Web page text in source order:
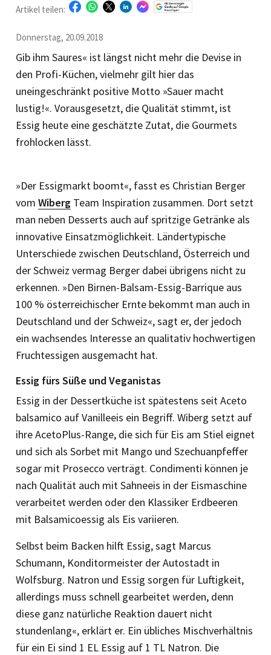
Donnerstag, 20.09.2018
Artikel teilen:
Gib ihm Saures« ist längst nicht mehr die Devise in
den Profi-­Küchen, vielmehr gilt hier das
uneingeschränkt positive Motto »Sauer macht
lustig!«. Vorausgesetzt, die Qualität stimmt, ist
Essig heute eine geschätzte Zutat, die Gourmets
frohlocken lässt.
»Der Essigmarkt boomt«, fasst es Christian Berger
vom Wiberg Team Inspiration zusammen. Dort setzt
man neben Desserts auch auf spritzige Getränke als
innovative Einsatzmöglichkeit. Ländertypische
Unterschiede zwischen Deutschland, Österreich und
der Schweiz vermag Berger dabei übrigens nicht zu
erkennen. »Den Birnen-Balsam-Essig-Barrique aus
100 % österreichischer Ernte bekommt man auch in
Deutschland und der Schweiz«, sagt er, der jedoch
ein wachsendes Inte­resse an qualitativ hochwertigen
Fruchtessigen ausgemacht hat.
Essig fürs Süße und Veganistas
Essig in der Dessertküche ist spätestens seit Aceto
balsamico auf Vanilleeis ein Begriff. Wiberg setzt auf
ihre AcetoPlus-­Range, die sich für Eis am Stiel eignet
und sich als Sorbet mit Mango und Szechuanpfeffer
sogar mit Prosecco verträgt. Condimenti können je
nach Qualität auch mit Sahneeis in der Eismaschine
verarbeitet werden oder den Klassiker Erdbeeren
mit Balsamicoessig als Eis variieren.
Selbst beim Backen hilft Essig, sagt Marcus
Schumann, Konditormeister der ­Autostadt in
Wolfsburg. Natron und Essig sorgen für Luftigkeit,
allerdings muss schnell gearbeitet werden, denn
diese ganz natürliche Reaktion dauert nicht
stundenlang«, erklärt er. Ein übliches Mischverhältnis
für ein Ei sind 1 EL Essig auf 1 TL Natron. Die